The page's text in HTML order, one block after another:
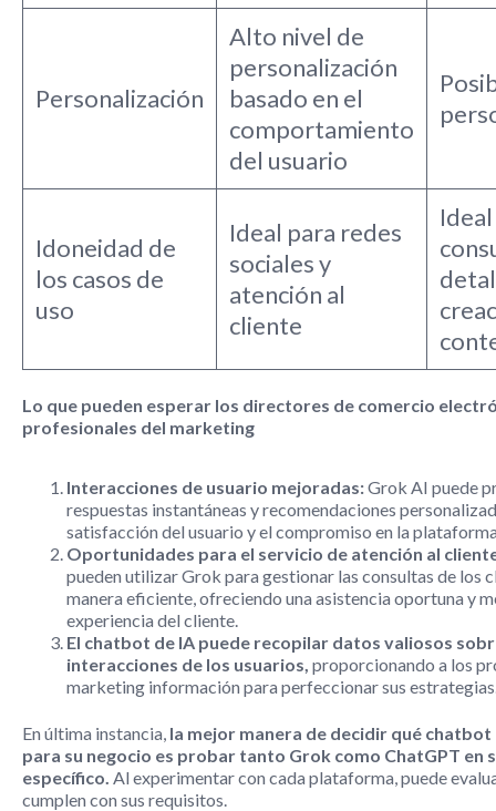
Personalización
Alto nivel de
personalización
basado en el
comportamiento
del usuario
Idoneidad de
los casos de
uso
Ideal para redes
sociales y
atención al
cliente
Lo que pueden esperar los directores de comercio
profesionales del marketing
Interacciones de usuario mejoradas:Grok AI puede
respuestas instantáneas y recomendaciones
satisfacción del usuario y el compromiso en la
Oportunidades para el servicio de atención al
pueden utilizar Grok para gestionar las consultas de los
manera eficiente, ofreciendo una asistencia oportuna y
experiencia del cliente.
El chatbot de IA puede recopilar datos valiosos
interacciones de los usuarios, proporcionando a los
marketing información para perfeccionar sus
En última instancia, la mejor manera de decidir qué chatbot
para su negocio es probar tanto Grok como ChatGPT en
específico. Al experimentar con cada plataforma, puede
cumplen con sus requisitos.